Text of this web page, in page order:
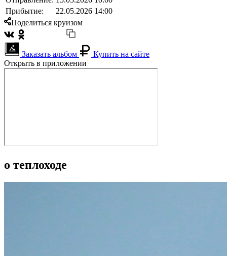
Прибытие:
22.05.2026 14:00
Поделиться круизом
Заказать альбом
Купить на сайте
Открыть в приложении
о теплоходе